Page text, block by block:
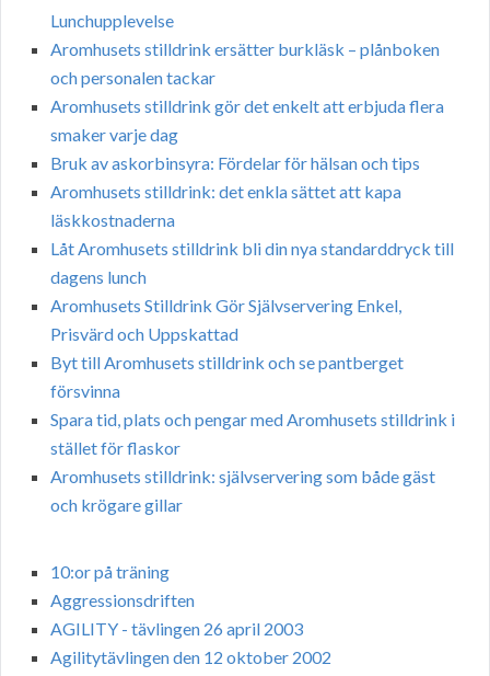
Lunchupplevelse
Aromhusets stilldrink ersätter burkläsk – plånboken
och personalen tackar
Aromhusets stilldrink gör det enkelt att erbjuda flera
smaker varje dag
Bruk av askorbinsyra: Fördelar för hälsan och tips
Aromhusets stilldrink: det enkla sättet att kapa
läskkostnaderna
Låt Aromhusets stilldrink bli din nya standarddryck till
dagens lunch
Aromhusets Stilldrink Gör Självservering Enkel,
Prisvärd och Uppskattad
Byt till Aromhusets stilldrink och se pantberget
försvinna
Spara tid, plats och pengar med Aromhusets stilldrink i
stället för flaskor
Aromhusets stilldrink: självservering som både gäst
och krögare gillar
10:or på träning
Aggressionsdriften
AGILITY - tävlingen 26 april 2003
Agilitytävlingen den 12 oktober 2002